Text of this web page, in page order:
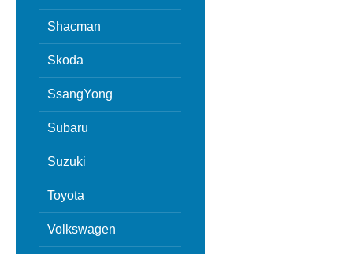
Shacman
Skoda
SsangYong
Subaru
Suzuki
Toyota
Volkswagen